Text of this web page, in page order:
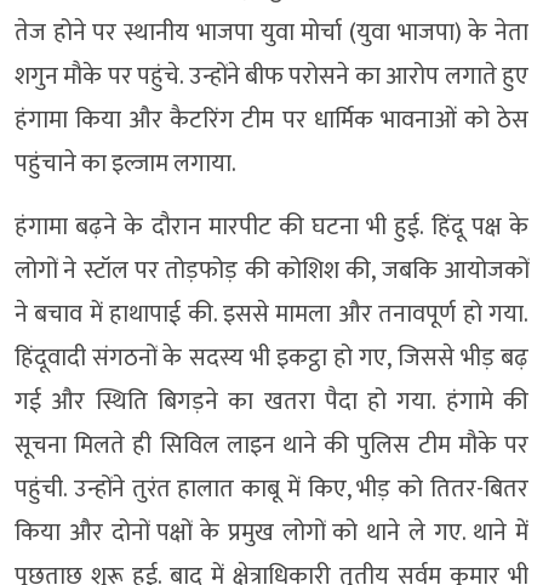
तेज होने पर स्थानीय भाजपा युवा मोर्चा (युवा भाजपा) के नेता
शगुन मौके पर पहुंचे. उन्होंने बीफ परोसने का आरोप लगाते हुए
हंगामा किया और कैटरिंग टीम पर धार्मिक भावनाओं को ठेस
पहुंचाने का इल्जाम लगाया.
हंगामा बढ़ने के दौरान मारपीट की घटना भी हुई. हिंदू पक्ष के
लोगों ने स्टॉल पर तोड़फोड़ की कोशिश की, जबकि आयोजकों
ने बचाव में हाथापाई की. इससे मामला और तनावपूर्ण हो गया.
हिंदूवादी संगठनों के सदस्य भी इकट्ठा हो गए, जिससे भीड़ बढ़
गई और स्थिति बिगड़ने का खतरा पैदा हो गया. हंगामे की
सूचना मिलते ही सिविल लाइन थाने की पुलिस टीम मौके पर
पहुंची. उन्होंने तुरंत हालात काबू में किए, भीड़ को तितर-बितर
किया और दोनों पक्षों के प्रमुख लोगों को थाने ले गए. थाने में
पूछताछ शुरू हुई. बाद में क्षेत्राधिकारी तृतीय सर्वम कुमार भी